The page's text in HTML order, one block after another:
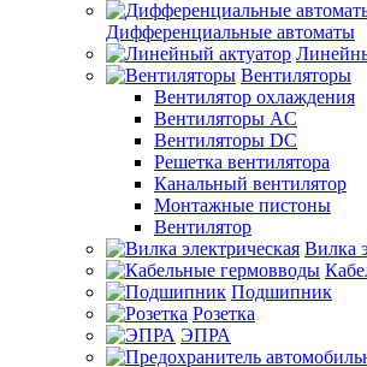
Дифференциальные автоматы
Вентиляторы
Вентилятор охлаждения
Вентиляторы AC
Вентиляторы DC
Решетка вентилятора
Канальный вентилятор
Монтажные пистоны
Вентилятор
Вилка
Подшипник
Розетка
ЭПРА